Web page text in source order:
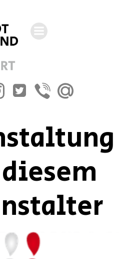
springen